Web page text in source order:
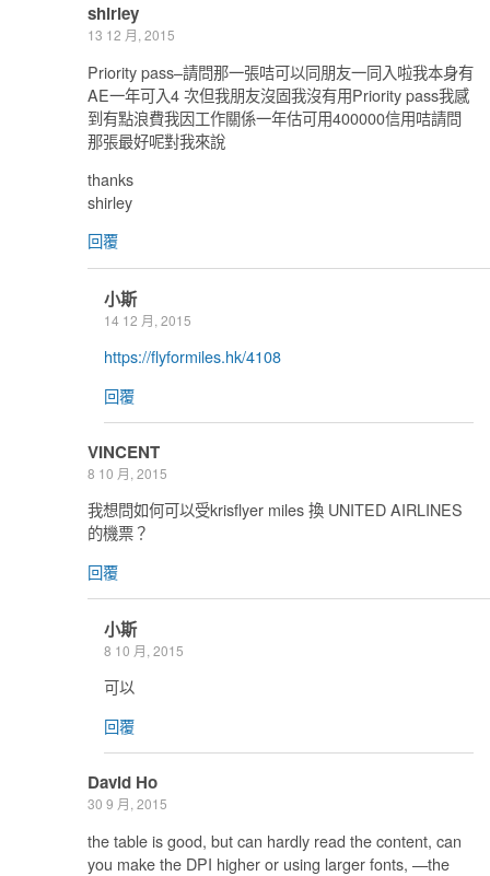
shirley
13 12 月, 2015
Priority pass–請問那一張咭可以同朋友一同入啦我本身有
AE一年可入4 次但我朋友沒固我沒有用Priority pass我感
到有點浪費我因工作關係一年估可用400000信用咭請問
那張最好呢對我來說
thanks
shirley
回覆
小斯
14 12 月, 2015
https://flyformiles.hk/4108
回覆
VINCENT
8 10 月, 2015
我想問如何可以受krisflyer miles 換 UNITED AIRLINES
的機票？
回覆
小斯
8 10 月, 2015
可以
回覆
David Ho
30 9 月, 2015
the table is good, but can hardly read the content, can
you make the DPI higher or using larger fonts, —the